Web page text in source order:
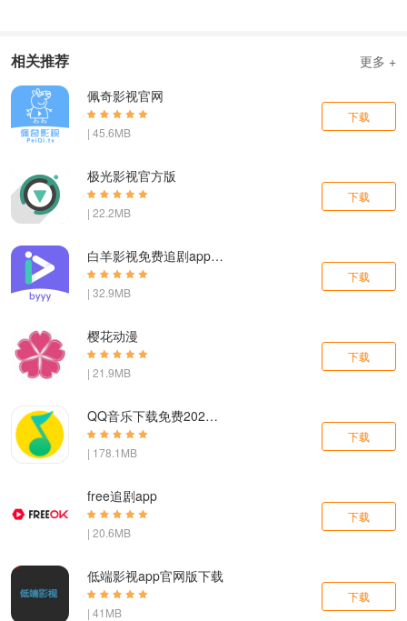
相关推荐
更多 +
佩奇影视官网
| 45.6MB
下载
极光影视官方版
| 22.2MB
下载
白羊影视免费追剧app下载
| 32.9MB
下载
樱花动漫
| 21.9MB
下载
QQ音乐下载免费2024最新版
| 178.1MB
下载
free追剧app
| 20.6MB
下载
低端影视app官网版下载
| 41MB
下载